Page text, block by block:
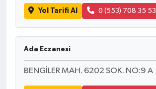
Yol Tarifi Al 0 (553) 708 35 53
Ada Eczanesi
BENGİLER MAH. 6202 SOK. NO:9 A